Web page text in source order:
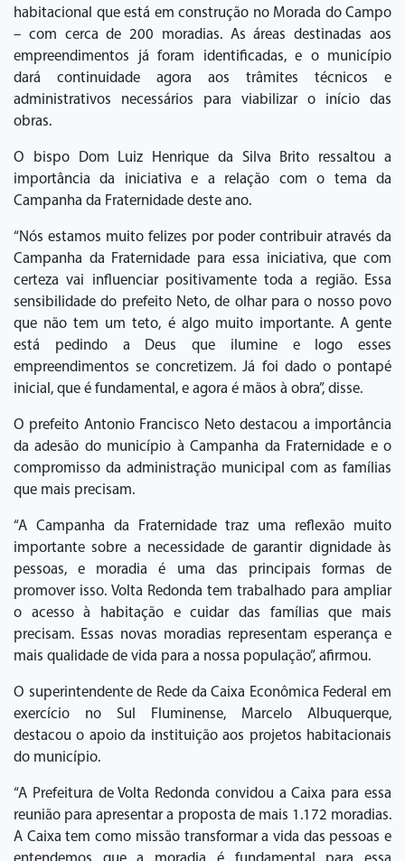
habitacional que está em construção no Morada do Campo
– com cerca de 200 moradias. As áreas destinadas aos
empreendimentos já foram identificadas, e o município
dará continuidade agora aos trâmites técnicos e
administrativos necessários para viabilizar o início das
obras.
O bispo Dom Luiz Henrique da Silva Brito ressaltou a
importância da iniciativa e a relação com o tema da
Campanha da Fraternidade deste ano.
“Nós estamos muito felizes por poder contribuir através da
Campanha da Fraternidade para essa iniciativa, que com
certeza vai influenciar positivamente toda a região. Essa
sensibilidade do prefeito Neto, de olhar para o nosso povo
que não tem um teto, é algo muito importante. A gente
está pedindo a Deus que ilumine e logo esses
empreendimentos se concretizem. Já foi dado o pontapé
inicial, que é fundamental, e agora é mãos à obra”, disse.
O prefeito Antonio Francisco Neto destacou a importância
da adesão do município à Campanha da Fraternidade e o
compromisso da administração municipal com as famílias
que mais precisam.
“A Campanha da Fraternidade traz uma reflexão muito
importante sobre a necessidade de garantir dignidade às
pessoas, e moradia é uma das principais formas de
promover isso. Volta Redonda tem trabalhado para ampliar
o acesso à habitação e cuidar das famílias que mais
precisam. Essas novas moradias representam esperança e
mais qualidade de vida para a nossa população”, afirmou.
O superintendente de Rede da Caixa Econômica Federal em
exercício no Sul Fluminense, Marcelo Albuquerque,
destacou o apoio da instituição aos projetos habitacionais
do município.
“A Prefeitura de Volta Redonda convidou a Caixa para essa
reunião para apresentar a proposta de mais 1.172 moradias.
A Caixa tem como missão transformar a vida das pessoas e